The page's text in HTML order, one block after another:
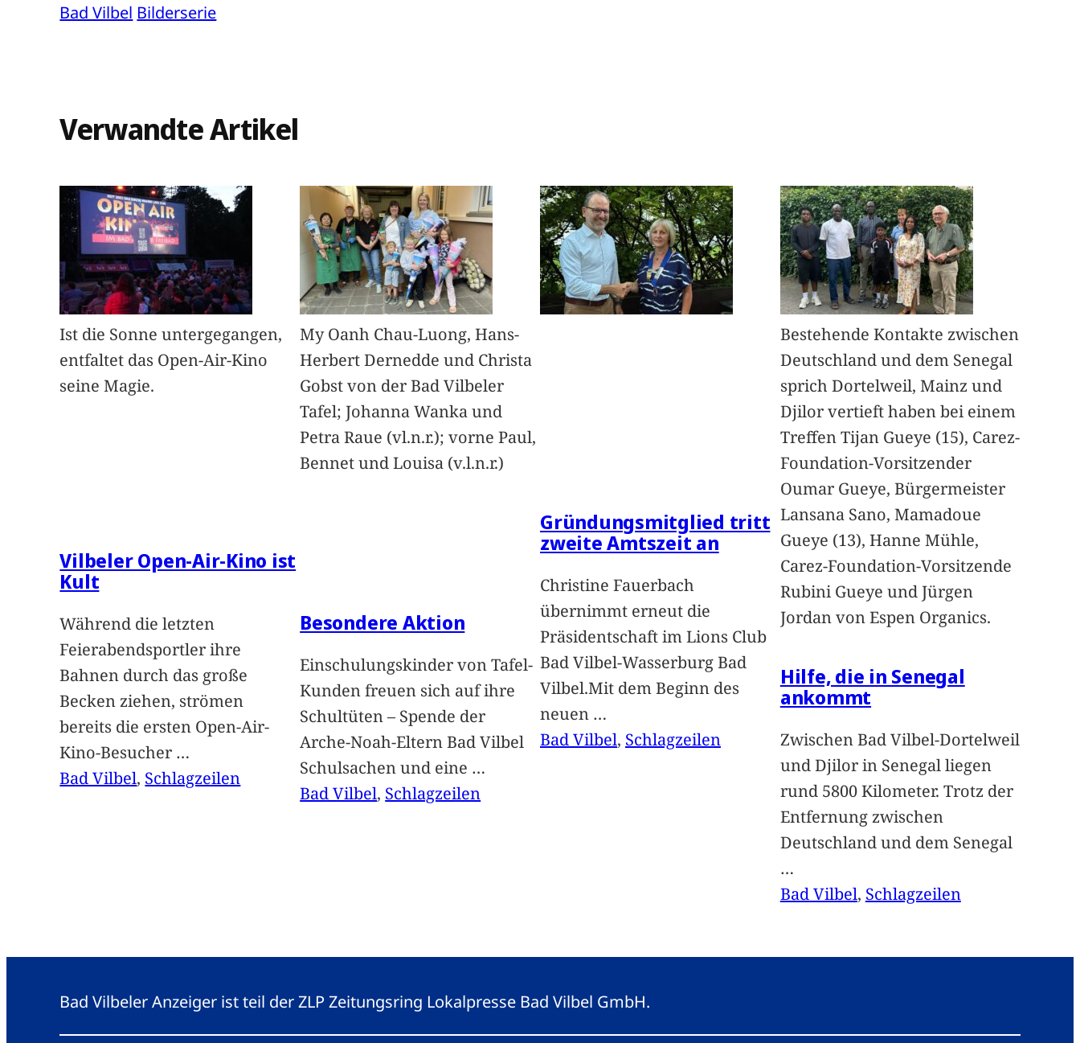
Bad Vilbel Bilderserie
Verwandte Artikel
Ist die Sonne untergegangen,
entfaltet das Open-Air-Kino
seine Magie.
Vilbeler Open-Air-Kino ist
Kult
Während die letzten
Feierabendsportler ihre
Bahnen durch das große
Becken ziehen, strömen
bereits die ersten Open-Air-
Kino-Besucher …
Bad Vilbel, Schlagzeilen
My Oanh Chau-Luong, Hans-
Herbert Dernedde und Christa
Gobst von der Bad Vilbeler
Tafel; Johanna Wanka und
Petra Raue (vl.n.r.); vorne Paul,
Bennet und Louisa (v.l.n.r.)
Besondere Aktion
Einschulungskinder von Tafel-
Kunden freuen sich auf ihre
Schultüten – Spende der
Arche-Noah-Eltern Bad Vilbel
Schulsachen und eine …
Bad Vilbel, Schlagzeilen
Gründungsmitglied tritt
zweite Amtszeit an
Christine Fauerbach
übernimmt erneut die
Präsidentschaft im Lions Club
Bad Vilbel-Wasserburg Bad
Vilbel.Mit dem Beginn des
neuen …
Bad Vilbel, Schlagzeilen
Bestehende Kontakte zwischen
Deutschland und dem Senegal
sprich Dortelweil, Mainz und
Djilor vertieft haben bei einem
Treffen Tijan Gueye (15), Carez-
Foundation-Vorsitzender
Oumar Gueye, Bürgermeister
Lansana Sano, Mamadoue
Gueye (13), Hanne Mühle,
Carez-Foundation-Vorsitzende
Rubini Gueye und Jürgen
Jordan von Espen Organics.
Hilfe, die in Senegal
ankommt
Zwischen Bad Vilbel-Dortelweil
und Djilor in Senegal liegen
rund 5800 Kilometer. Trotz der
Entfernung zwischen
Deutschland und dem Senegal
…
Bad Vilbel, Schlagzeilen
Bad Vilbeler Anzeiger ist teil der ZLP Zeitungsring Lokalpresse Bad Vilbel GmbH.